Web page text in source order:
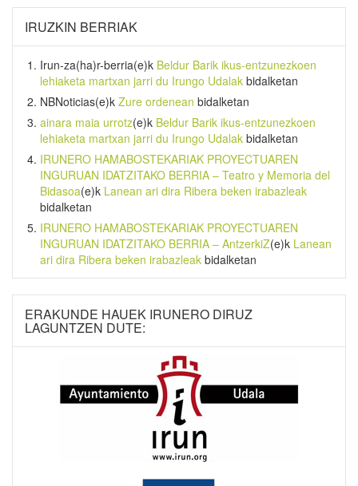
IRUZKIN BERRIAK
Irun-za(ha)r-berria(e)k Beldur Barik ikus-entzunezkoen
lehiaketa martxan jarri du Irungo Udalak bidalketan
NBNoticias(e)k Zure ordenean bidalketan
ainara maia urrotz(e)k Beldur Barik ikus-entzunezkoen
lehiaketa martxan jarri du Irungo Udalak bidalketan
IRUNERO HAMABOSTEKARIAK PROYECTUAREN
INGURUAN IDATZITAKO BERRIA – Teatro y Memoria del
Bidasoa(e)k Lanean ari dira Ribera beken irabazleak
bidalketan
IRUNERO HAMABOSTEKARIAK PROYECTUAREN
INGURUAN IDATZITAKO BERRIA – AntzerkiZ(e)k Lanean
ari dira Ribera beken irabazleak bidalketan
ERAKUNDE HAUEK IRUNERO DIRUZ
LAGUNTZEN DUTE: